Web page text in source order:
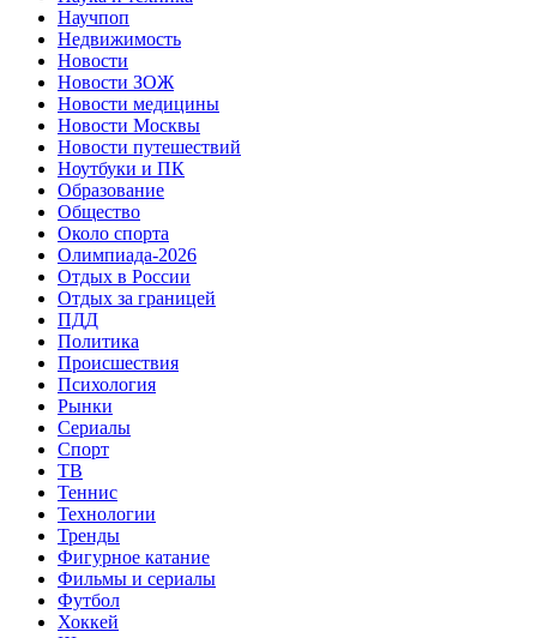
Научпоп
Недвижимость
Новости
Новости ЗОЖ
Новости медицины
Новости Москвы
Новости путешествий
Ноутбуки и ПК
Образование
Общество
Около спорта
Олимпиада-2026
Отдых в России
Отдых за границей
ПДД
Политика
Происшествия
Психология
Рынки
Сериалы
Спорт
ТВ
Теннис
Технологии
Тренды
Фигурное катание
Фильмы и сериалы
Футбол
Хоккей